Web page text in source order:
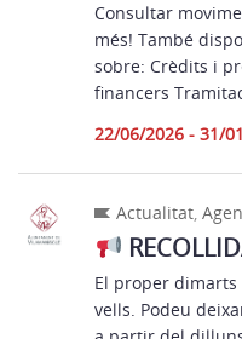
Consultar
més! També
sobre: Crèdits i
financers
22/06/2026 - 31/
Actualitat,
El proper
vells. Podeu